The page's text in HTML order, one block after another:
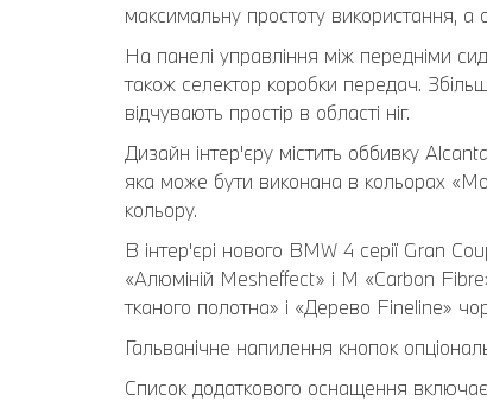
максимальну простоту використання, а
На панелі управління між передніми
також селектор коробки передач.
відчувають простір в області ніг.
Дизайн інтер'єру містить оббивку
яка може бути виконана в кольорах
кольору.
В інтер'єрі нового BMW 4 серії Gran
«Алюміній Mesheffect» і M «Carbon
тканого полотна» і «Дерево Fineline»
Гальванічне напилення кнопок
Список додаткового оснащення